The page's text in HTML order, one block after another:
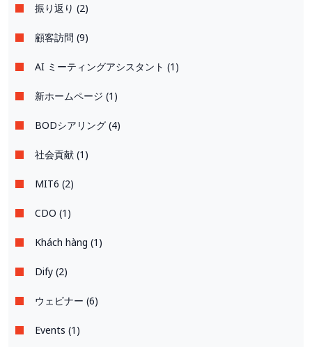
振り返り (2)
顧客訪問 (9)
AI ミーティングアシスタント (1)
新ホームページ (1)
BODシアリング (4)
社会貢献 (1)
MIT6 (2)
CDO (1)
Khách hàng (1)
Dify (2)
ウェビナー (6)
Events (1)